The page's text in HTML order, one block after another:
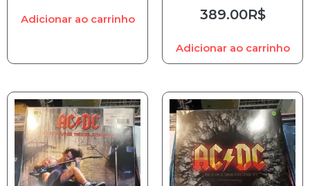
Adicionar ao carrinho 389.00R$
Adicionar ao carrinho